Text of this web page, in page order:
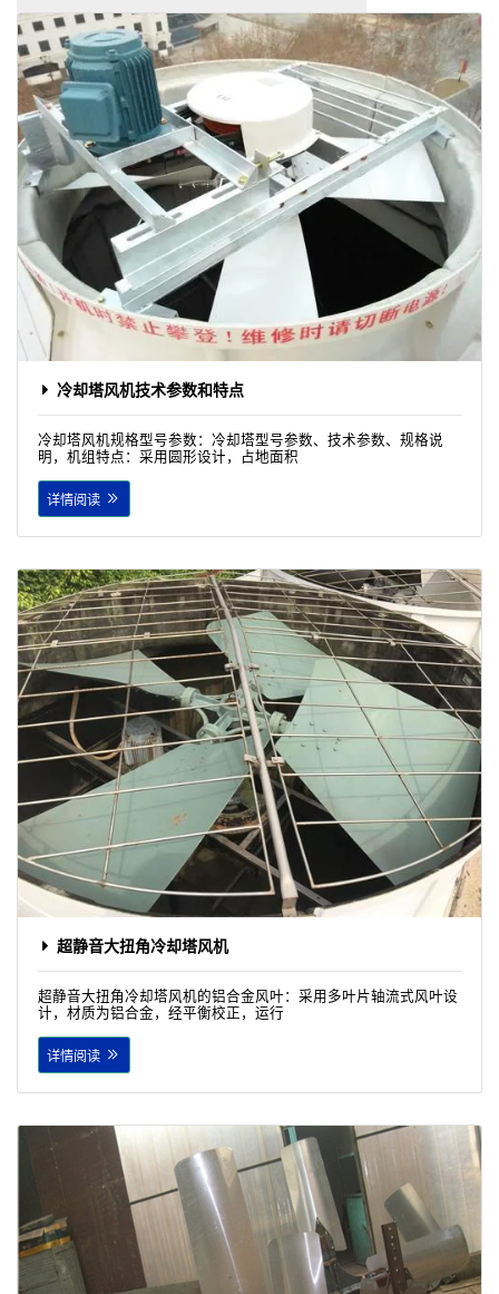
机 器
冷却塔风机技术参数和特点
冷却塔风机规格型号参数：冷却塔型号参数、技术参数、规格说
明，机组特点：采用圆形设计，占地面积
详情阅读
超静音大扭角冷却塔风机
超静音大扭角冷却塔风机的铝合金风叶：采用多叶片轴流式风叶设
计，材质为铝合金，经平衡校正，运行
详情阅读